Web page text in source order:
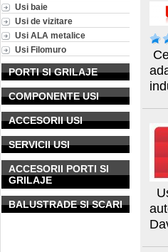
Usi baie
Usi de vizitare
Usi ALA metalice
Usi Filomuro
PORTI SI GRILAJE
COMPONENTE USI
ACCESORII USI
SERVICII USI
ACCESORII PORTI SI
GRILAJE
BALUSTRADE SI SCARI